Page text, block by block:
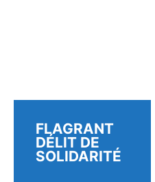
FLAGRANT
DÉLIT DE
SOLIDARITÉ